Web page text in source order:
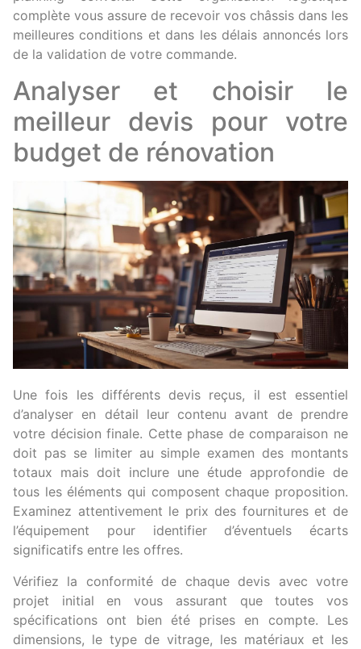
complète vous assure de recevoir vos châssis dans les
meilleures conditions et dans les délais annoncés lors
de la validation de votre commande.
Analyser et choisir le
meilleur devis pour votre
budget de rénovation
Une fois les différents devis reçus, il est essentiel
d’analyser en détail leur contenu avant de prendre
votre décision finale. Cette phase de comparaison ne
doit pas se limiter au simple examen des montants
totaux mais doit inclure une étude approfondie de
tous les éléments qui composent chaque proposition.
Examinez attentivement le prix des fournitures et de
l’équipement pour identifier d’éventuels écarts
significatifs entre les offres.
Vérifiez la conformité de chaque devis avec votre
projet initial en vous assurant que toutes vos
spécifications ont bien été prises en compte. Les
dimensions, le type de vitrage, les matériaux et les